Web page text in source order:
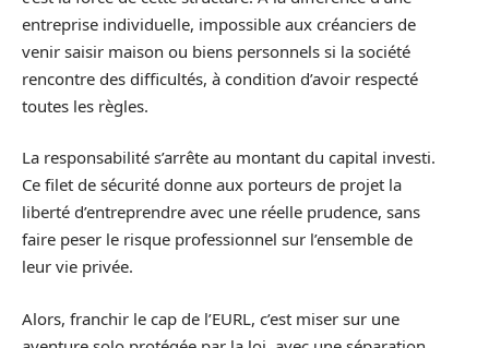
entreprise individuelle, impossible aux créanciers de
venir saisir maison ou biens personnels si la société
rencontre des difficultés, à condition d’avoir respecté
toutes les règles.
La responsabilité s’arrête au montant du capital investi.
Ce filet de sécurité donne aux porteurs de projet la
liberté d’entreprendre avec une réelle prudence, sans
faire peser le risque professionnel sur l’ensemble de
leur vie privée.
Alors, franchir le cap de l’EURL, c’est miser sur une